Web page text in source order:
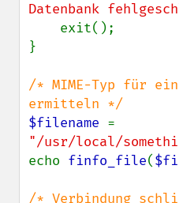
Datenbank
}
/* MIME-Typ für
$filename
"/usr/local/
echo finfo_file(